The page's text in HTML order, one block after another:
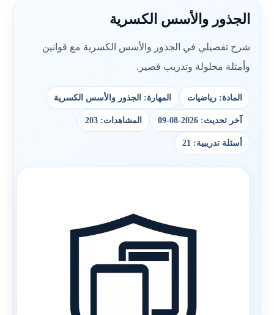
الجذور والأسس الكسرية
شرح تفصيلي في الجذور والأسس الكسرية مع قوانين
وأمثلة محلولة وتدريب قصير.
المادة: رياضيات المهارة: الجذور والأسس الكسرية
آخر تحديث: 2026-08-09 المشاهدات: 203
أسئلة تدريبية: 21